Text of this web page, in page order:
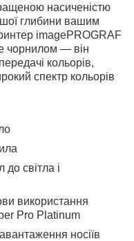
насиченістю
глибини вашим
imagePROGRAF
чорнилом — він
кольорів,
спектр кольорів
до світла і
використання
Pro Platinum
носіїв